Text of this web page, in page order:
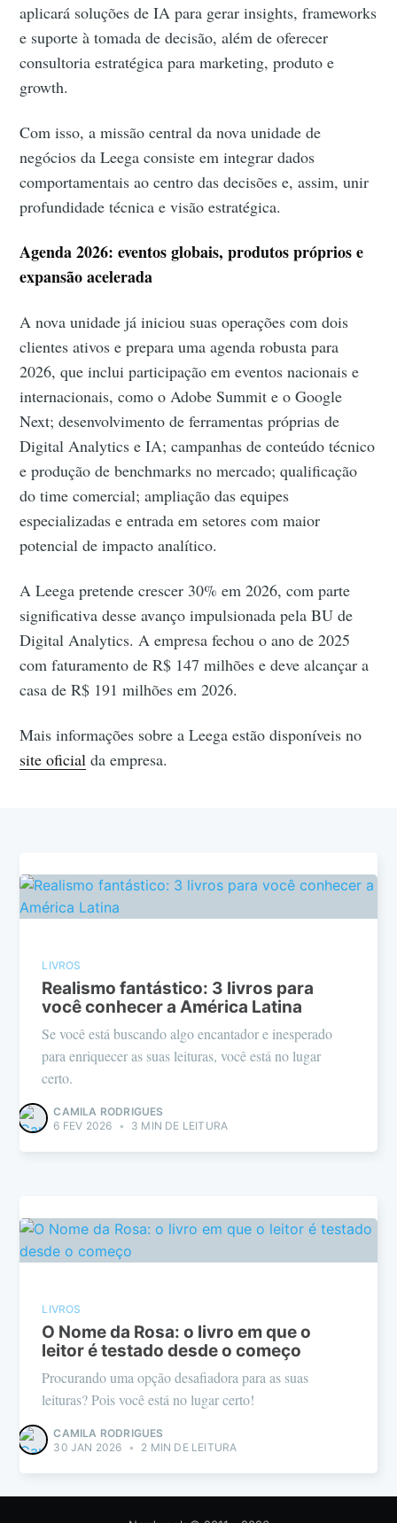
aplicará soluções de IA para gerar insights, frameworks
e suporte à tomada de decisão, além de oferecer
consultoria estratégica para marketing, produto e
growth.
Com isso, a missão central da nova unidade de
negócios da Leega consiste em integrar dados
comportamentais ao centro das decisões e, assim, unir
profundidade técnica e visão estratégica.
Agenda 2026: eventos globais, produtos próprios e
expansão acelerada
A nova unidade já iniciou suas operações com dois
clientes ativos e prepara uma agenda robusta para
2026, que inclui participação em eventos nacionais e
internacionais, como o Adobe Summit e o Google
Next; desenvolvimento de ferramentas próprias de
Digital Analytics e IA; campanhas de conteúdo técnico
e produção de benchmarks no mercado; qualificação
do time comercial; ampliação das equipes
especializadas e entrada em setores com maior
potencial de impacto analítico.
A Leega pretende crescer 30% em 2026, com parte
significativa desse avanço impulsionada pela BU de
Digital Analytics. A empresa fechou o ano de 2025
com faturamento de R$ 147 milhões e deve alcançar a
casa de R$ 191 milhões em 2026.
Mais informações sobre a Leega estão disponíveis no
site oficial da empresa.
LIVROS
Realismo fantástico: 3 livros para
você conhecer a América Latina
Se você está buscando algo encantador e inesperado
para enriquecer as suas leituras, você está no lugar
certo.
CAMILA RODRIGUES
6 FEV 2026 • 3 MIN DE LEITURA
LIVROS
O Nome da Rosa: o livro em que o
leitor é testado desde o começo
Procurando uma opção desafiadora para as suas
leituras? Pois você está no lugar certo!
CAMILA RODRIGUES
30 JAN 2026 • 2 MIN DE LEITURA